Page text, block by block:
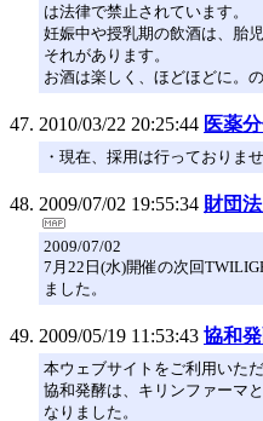
は法律で禁止されています。
妊娠中や授乳期の飲酒は、胎
それがあります。
お酒は楽しく、ほどほどに。
2010/03/22 20:25:44 医薬
・現在、採用は行っておりませ
2009/07/02 19:55:34 財団
2009/07/02
7月22日(水)開催の次回
ました。
2009/05/19 11:53:43 協和
本ウェブサイトをご利用いた
協和発酵は、キリンファーマ
なりました。